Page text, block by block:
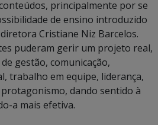
principalmente por se
de ensino introduzido
Cristiane Niz Barcelos.
puderam gerir um projeto real,
gestão, comunicação,
trabalho em equipe, liderança,
dando sentido à
a mais efetiva.